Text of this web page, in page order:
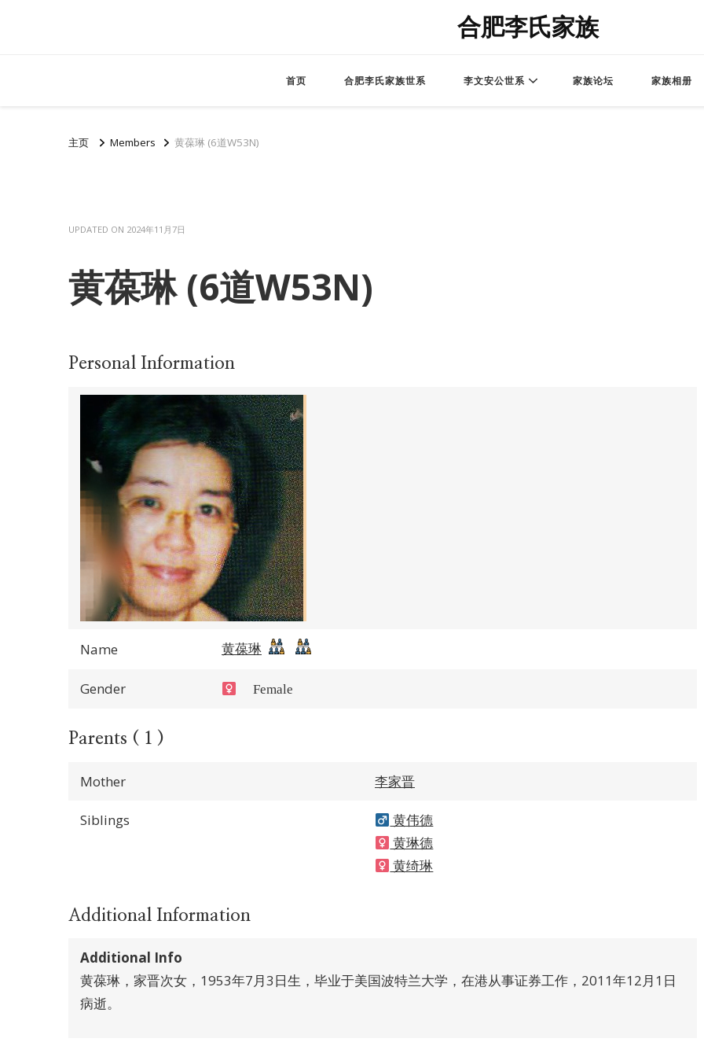
合肥李氏家族
首页 合肥李氏家族世系 李文安公世系 家族论坛 家族相册
主页 Members 黄葆琳 (6道W53N)
UPDATED ON 2024年11月7日
黄葆琳 (6道W53N)
Personal Information
Name 黄葆琳
Gender Female
Parents ( 1 )
Mother 李家晋
Siblings
黄伟德
黄琳德
黄绮琳
Additional Information
Additional Info
黄葆琳，家晋次女，1953年7月3日生，毕业于美国波特兰大学，在港从事证券工作，2011年12月1日
病逝。